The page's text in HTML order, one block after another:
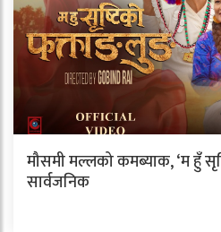
मौसमी मल्लको कमब्याक, ‘म हुँ
सार्वजनिक